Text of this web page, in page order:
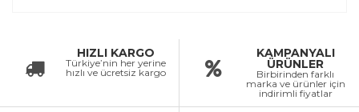
HIZLI KARGO
Türkiye’nin her yerine
hızlı ve ücretsiz kargo
KAMPANYALI
ÜRÜNLER
Birbirinden farklı
marka ve ürünler için
indirimli fiyatlar